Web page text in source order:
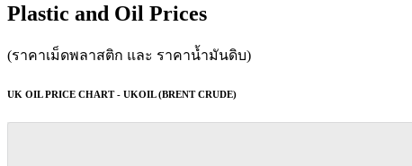
Plastic and Oil Prices
(ราคาเม็ดพลาสติก และ ราคาน้ำมันดิบ)
UK OIL PRICE CHART - UKOIL (BRENT CRUDE)